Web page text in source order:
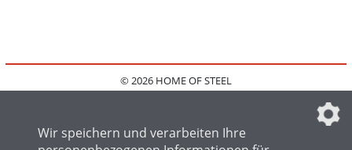
© 2026 HOME OF STEEL
IMPRESSUM
FAQ
DATENSCHUTZEINSTELLUNGEN
Wir speichern und verarbeiten Ihre